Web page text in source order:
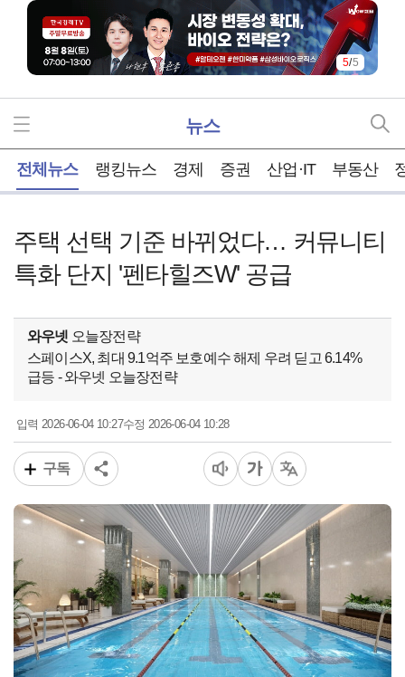
5/5
뉴스
전체뉴스 랭킹뉴스 경제 증권 산업·IT 부동산
주택 선택 기준 바뀌었다… 커뮤니티
특화 단지 '펜타힐즈W' 공급
와우넷 오늘장전략
스페이스X, 최대 9.1억주 보호예수 해제 우려 딛고 6.14%
급등 - 와우넷 오늘장전략
입력2026-06-04 10:27수정 2026-06-04 10:28
구독